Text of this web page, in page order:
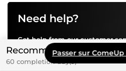
Recommended
60 completion day(s)
Passer sur
Need help?
Get help from our customer
through our
help center
Partners